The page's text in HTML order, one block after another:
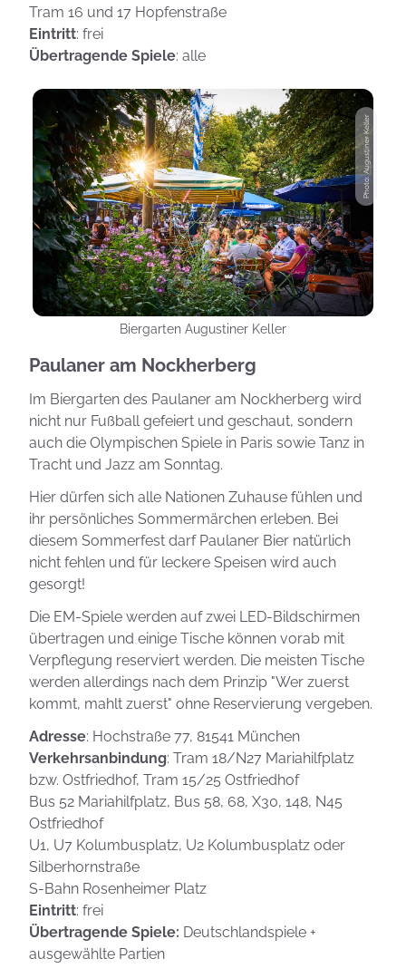
Tram 16 und 17 Hopfenstraße
Eintritt: frei
Übertragende Spiele: alle
Photo: Augustiner Keller
Biergarten Augustiner Keller
Paulaner am Nockherberg
Im Biergarten des Paulaner am Nockherberg wird
nicht nur Fußball gefeiert und geschaut, sondern
auch die Olympischen Spiele in Paris sowie Tanz in
Tracht und Jazz am Sonntag.
Hier dürfen sich alle Nationen Zuhause fühlen und
ihr persönliches Sommermärchen erleben. Bei
diesem Sommerfest darf Paulaner Bier natürlich
nicht fehlen und für leckere Speisen wird auch
gesorgt!
Die EM-Spiele werden auf zwei LED-Bildschirmen
übertragen und einige Tische können vorab mit
Verpflegung reserviert werden. Die meisten Tische
werden allerdings nach dem Prinzip "Wer zuerst
kommt, mahlt zuerst" ohne Reservierung vergeben.
Adresse: Hochstraße 77, 81541 München
Verkehrsanbindung: Tram 18/N27 Mariahilfplatz
bzw. Ostfriedhof, Tram 15/25 Ostfriedhof
Bus 52 Mariahilfplatz, Bus 58, 68, X30, 148, N45
Ostfriedhof
U1, U7 Kolumbusplatz, U2 Kolumbusplatz oder
Silberhornstraße
S-Bahn Rosenheimer Platz
Eintritt: frei
Übertragende Spiele: Deutschlandspiele +
ausgewählte Partien